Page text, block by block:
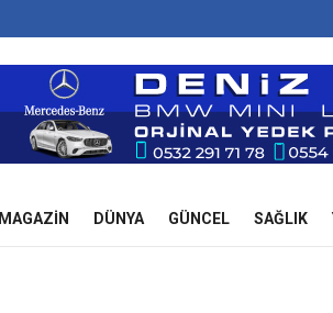
MAGAZIN DÜNYA GÜNCEL SAĞLIK